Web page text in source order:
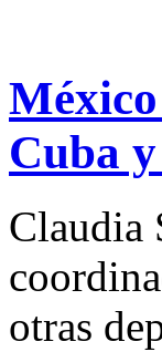
Cuba
Claudia
otras